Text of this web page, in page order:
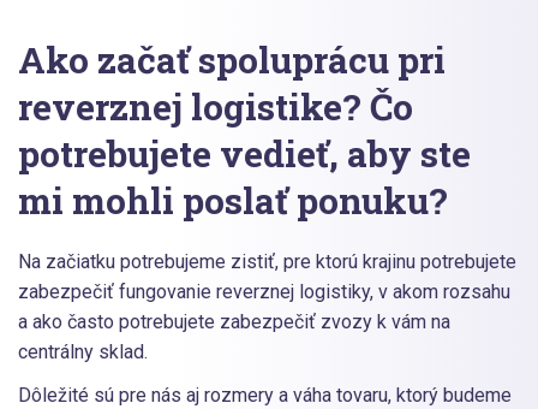
Ako začať spoluprácu pri
reverznej logistike? Čo
potrebujete vedieť, aby ste
mi mohli poslať ponuku?
Na začiatku potrebujeme zistiť, pre ktorú krajinu potrebujete
zabezpečiť fungovanie reverznej logistiky, v akom rozsahu
a ako často potrebujete zabezpečiť zvozy k vám na
centrálny sklad.
Dôležité sú pre nás aj rozmery a váha tovaru, ktorý budeme